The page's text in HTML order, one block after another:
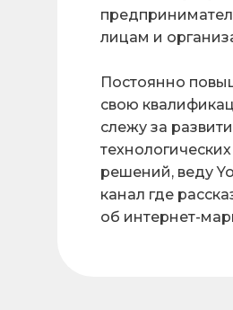
лицам и
Постоянно
свою
слежу за
технологических
решений, веду
канал где
об интернет-